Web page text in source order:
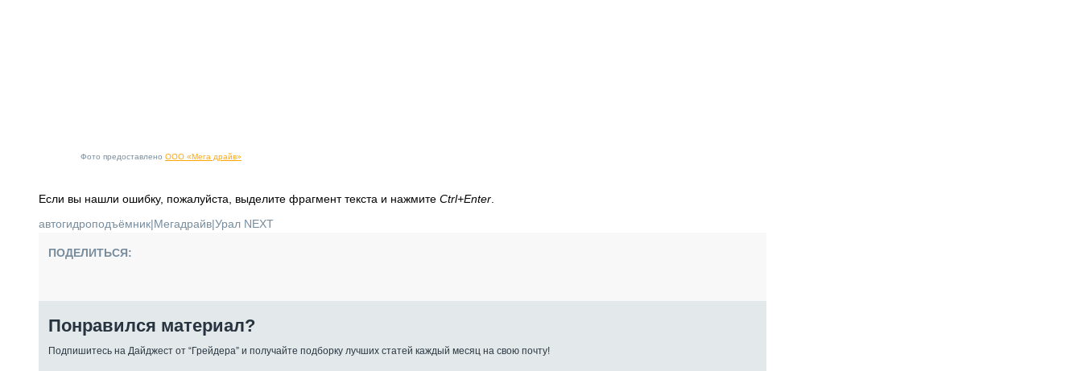
Фото предоставлено ООО «Мега драйв»
Если вы нашли ошибку, пожалуйста, выделите фрагмент текста и нажмите Ctrl+Enter
автогидроподъёмник|Мегадрайв|Урал NEXT
ПОДЕЛИТЬСЯ:
Понравился материал?
Подпишитесь на Дайджест от “Грейдера” и получайте подборку лучших статей каждый месяц на свою почту!